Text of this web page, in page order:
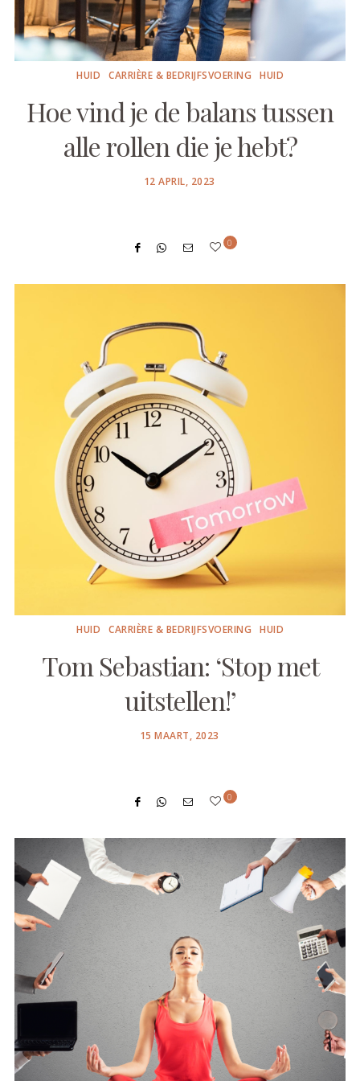
HUID CARRIÈRE & BEDRIJFSVOERING HUID
Hoe vind je de balans tussen
alle rollen die je hebt?
POSTED
12 APRIL, 2023
0
HUID CARRIÈRE & BEDRIJFSVOERING HUID
Tom Sebastian: ‘Stop met
uitstellen!’
POSTED
15 MAART, 2023
0